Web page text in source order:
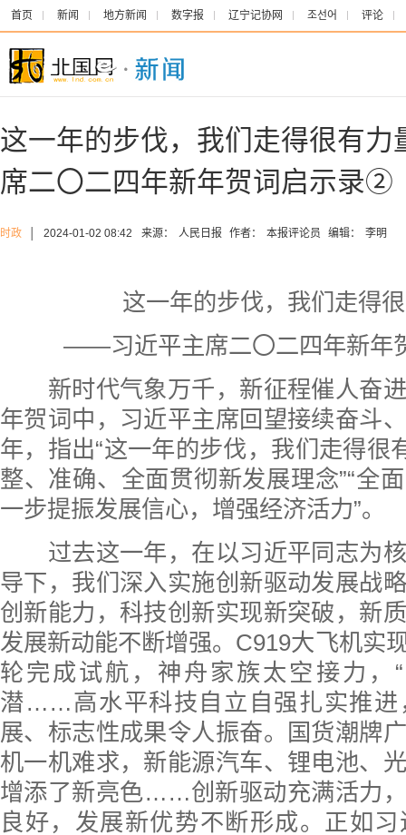
首页 新闻 地方新闻 数字报 辽宁记协网 조선어 评论
这一年的步伐，我们走得很有
席二〇二四年新年贺词启示录②
时政 2024-01-02 08:42 来源： 人民日报 作者： 本报评论员 编辑： 李明
这一年的步伐，我们走得
——习近平主席二〇二四年新年
新时代气象万千，新征程催人奋进
年贺词中，习近平主席回望接续奋斗
年，指出“这一年的步伐，我们走得很
整、准确、全面贯彻新发展理念”“全
一步提振发展信心，增强经济活力”。
过去这一年，在以习近平同志为核
导下，我们深入实施创新驱动发展战
创新能力，科技创新实现新突破，新
发展新动能不断增强。C919大飞机实
轮完成试航，神舟家族太空接力，
潜……高水平科技自立自强扎实推进
展、标志性成果令人振奋。国货潮牌
机一机难求，新能源汽车、锂电池、
增添了新亮色……创新驱动充满活力
良好，发展新优势不断形成。正如